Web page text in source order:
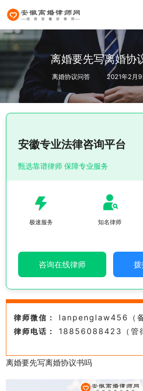
离婚要先写离婚协
离婚协议问答 2021年2月9
安徽专业法律咨询平台
甄选靠谱律师 保障专业服务
极速服务 知名律师
咨询在线律师
律师微信： lanpenglaw456（备
律师电话： 18856088423（管
离婚要先写离婚协议书吗